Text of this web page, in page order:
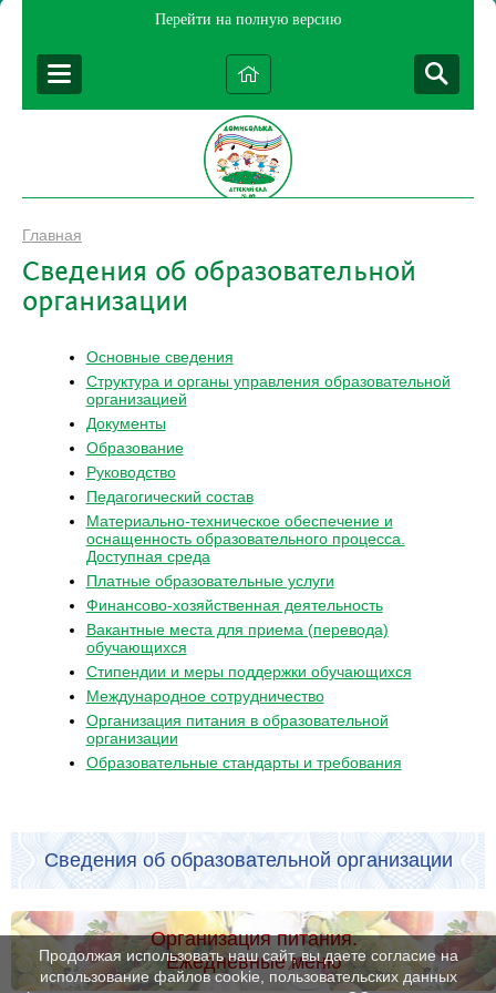
Перейти на полную версию
Главная
Сведения об образовательной
организации
Основные сведения
Структура и органы управления образовательной
организацией
Документы
Образование
Руководство
Педагогический состав
Материально-техническое обеспечение и
оснащенность образовательного процесса.
Доступная среда
Платные образовательные услуги
Финансово-хозяйственная деятельность
Вакантные места для приема (перевода)
обучающихся
Стипендии и меры поддержки обучающихся
Международное сотрудничество
Организация питания в образовательной
организации
Образовательные стандарты и требования
Сведения об образовательной организации
Организация питания.
Ежедневные меню
Продолжая использовать наш сайт, вы даете согласие на
использование файлов cookie, пользовательских данных